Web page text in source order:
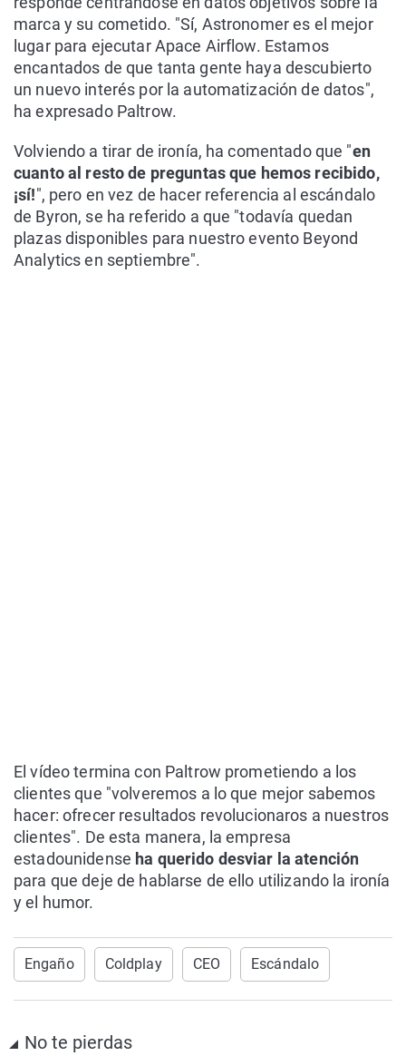
marca y su cometido. "Sí, Astronomer es el mejor
lugar para ejecutar Apace Airflow. Estamos
encantados de que tanta gente haya descubierto
un nuevo interés por la automatización de datos",
ha expresado Paltrow.
Volviendo a tirar de ironía, ha comentado que "en
cuanto al resto de preguntas que hemos recibido,
¡sí!", pero en vez de hacer referencia al escándalo
de Byron, se ha referido a que "todavía quedan
plazas disponibles para nuestro evento Beyond
Analytics en septiembre".
El vídeo termina con Paltrow prometiendo a los
clientes que "volveremos a lo que mejor sabemos
hacer: ofrecer resultados revolucionaros a nuestros
clientes". De esta manera, la empresa
estadounidense ha querido desviar la atención
para que deje de hablarse de ello utilizando la ironía
y el humor.
Engaño Coldplay CEO Escándalo
No te pierdas